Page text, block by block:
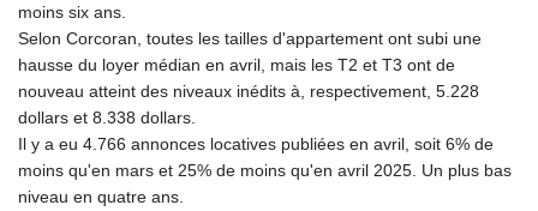
moins six ans.
Selon Corcoran, toutes les tailles d'appartement ont subi une
hausse du loyer médian en avril, mais les T2 et T3 ont de
nouveau atteint des niveaux inédits à, respectivement, 5.228
dollars et 8.338 dollars.
Il y a eu 4.766 annonces locatives publiées en avril, soit 6% de
moins qu'en mars et 25% de moins qu'en avril 2025. Un plus bas
niveau en quatre ans.